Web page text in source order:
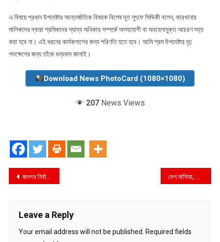
এ বিষয়ে প্রধান উপদেষ্টার আন্তর্জাতিক বিষয়ক বিশেষ দূত লুৎফে সিদ্দিকী বলেন, কারখানার
মালিকদের দ্বারা শ্রমিকদের ন্যায্য অধিকার সম্পর্কে অসহযোগী বা অবহেলাযুক্ত আচরণ সহ্য
করা হবে না। এই ধরনের কার্যকলাপের জন্য পরিণতি হতে হবে। আমি শ্রম উপদেষ্টার দৃঢ়
পদক্ষেপের জন্য তাঁকে ধন্যবাদ জানাই।
Download News PhotoCard (1080×1080)
207 News Views
Post
জনগন নির্বাচন ঠেকানোর দেশি-বিদেশি ষড়যন্ত্র প্রতিহত করবে —-ডাঃ এ জেড এম জাহিদ
Leave a Reply
Your email address will not be published.
Required fields